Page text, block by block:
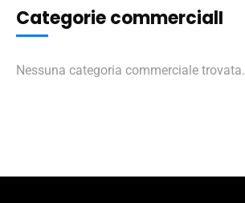
Categorie commercialI
Nessuna categoria commerciale trovata.